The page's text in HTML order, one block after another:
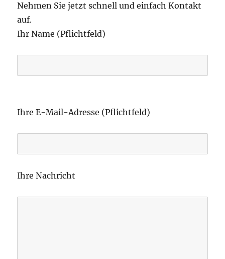
Nehmen Sie jetzt schnell und einfach Kontakt
auf.
Ihr Name (Pflichtfeld)
i
e
s
Ihre E-Mail-Adresse (Pflichtfeld)
Ihre Nachricht